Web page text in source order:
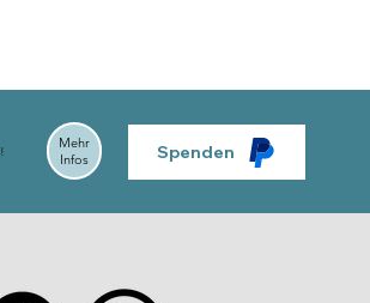
Mehr
Infos
Spenden